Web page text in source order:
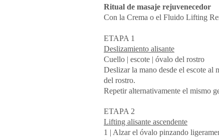
Ritual de masaje rejuvenecedor
Con la Crema o el Fluido Lifting
ETAPA 1
Deslizamiento alisante
Cuello | escote | óvalo del rostro
Deslizar la mano desde el escote al
del rostro.
Repetir alternativamente el mismo
ETAPA 2
Lifting alisante ascendente
1 | Alzar el óvalo pinzando